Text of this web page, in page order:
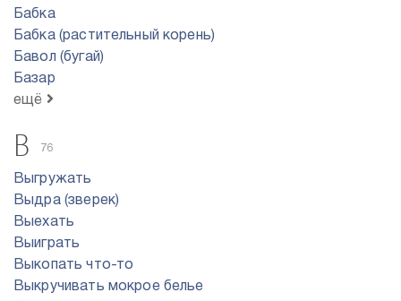
Бабка
Бабка (растительный корень)
Бавол (бугай)
Базар
ещё
В 76
Выгружать
Выдра (зверек)
Выехать
Выиграть
Выкопать что-то
Выкручивать мокрое белье